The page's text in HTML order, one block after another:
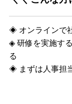
◈ オンラインで
◈ 研修を実施す
る
◈ まずは人事担